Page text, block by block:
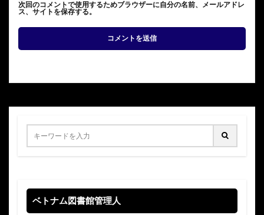
次回のコメントで使用するためブラウザーに自分の名前、メールアドレ
ス、サイトを保存する。
ベトナム図書館管理人